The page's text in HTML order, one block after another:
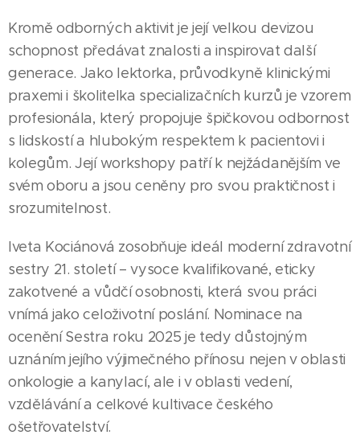
Kromě odborných aktivit je její velkou devizou
schopnost předávat znalosti a inspirovat další
generace. Jako lektorka, průvodkyně klinickými
praxemi i školitelka specializačních kurzů je vzorem
profesionála, který propojuje špičkovou odbornost
s lidskostí a hlubokým respektem k pacientovi i
kolegům. Její workshopy patří k nejžádanějším ve
svém oboru a jsou ceněny pro svou praktičnost i
srozumitelnost.
Iveta Kociánová zosobňuje ideál moderní zdravotní
sestry 21. století – vysoce kvalifikované, eticky
zakotvené a vůdčí osobnosti, která svou práci
vnímá jako celoživotní poslání. Nominace na
ocenění Sestra roku 2025 je tedy důstojným
uznáním jejího výjimečného přínosu nejen v oblasti
onkologie a kanylací, ale i v oblasti vedení,
vzdělávání a celkové kultivace českého
ošetřovatelství.
07.07.2026
NOVÝ
JIČÍN |
Martina
Šmírová
20.06.2026
NOVÝ
01.06.2026
NOVÝ
JIČÍN
|Jan
Barbořík